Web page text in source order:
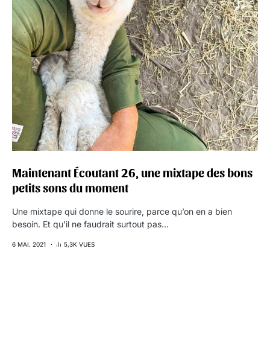
Maintenant Écoutant 26, une mixtape des bons
petits sons du moment
Une mixtape qui donne le sourire, parce qu’on en a bien
besoin. Et qu’il ne faudrait surtout pas…
6 MAI. 2021 5,3K VUES